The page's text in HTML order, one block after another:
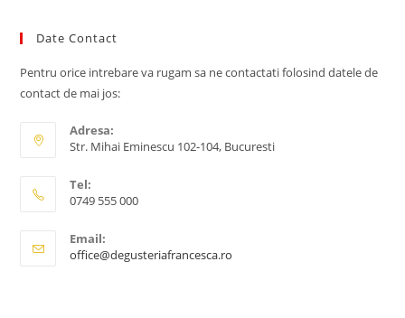
Date Contact
Pentru orice intrebare va rugam sa ne contactati folosind datele de
contact de mai jos:
Adresa:
Str. Mihai Eminescu 102-104, Bucuresti
Tel:
0749 555 000
Email:
office@degusteriafrancesca.ro